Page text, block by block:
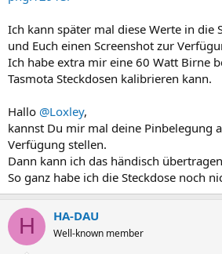
Ich kann später mal diese Werte in die
und Euch einen Screenshot zur
Ich habe extra mir eine 60 Watt Birne
Tasmota Steckdosen kalibrieren kann.
Hallo @Loxley,
kannst Du mir mal deine Pinbelegung
Verfügung stellen.
Dann kann ich das händisch
So ganz habe ich die Steckdose noch
H HA-DAU
Well-known member